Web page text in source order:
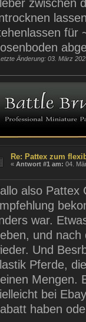
zwischen
für
Änderung: 03. März
Re: Pattex zum
«Antwort #1 am: 04.
also Pattex
war.
und
Und
Pferde,
Mengen.
bei
haben